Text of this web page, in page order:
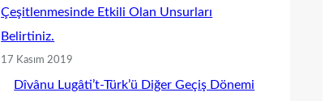
Çeşitlenmesinde Etkili Olan Unsurları
Belirtiniz.
17 Kasım 2019
Dîvânu Lugâti’t-Türk’ü Diğer Geçiş Dönemi